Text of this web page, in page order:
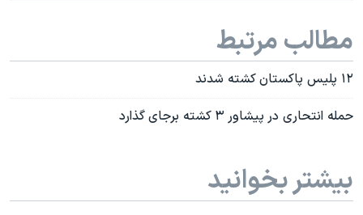
مطالب مرتبط
۱۲ پلیس پاکستان کشته شدند
حمله انتحاری در پیشاور ۳ کشته برجای گذارد
بیشتر بخوانید